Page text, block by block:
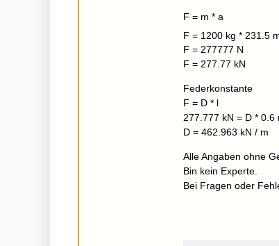
F = m * a
F = 1200 kg * 231.5
F = 277777 N
F = 277.77 kN
Federkonstante
F = D * l
277.777 kN = D * 0.6
D = 462.963 kN / m
Alle Angaben ohne
Bin kein Experte.
Bei Fragen oder